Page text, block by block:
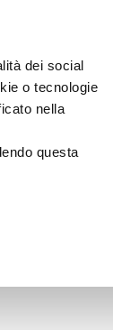
dei social
o tecnologie
nella
questa
Festival